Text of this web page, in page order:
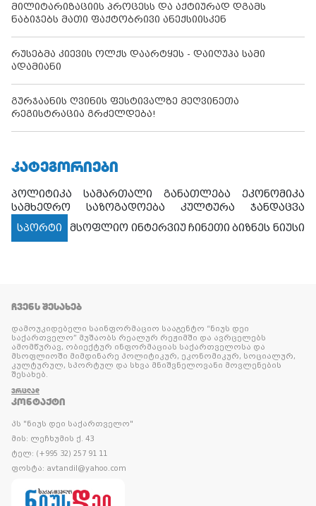
მილიტარიზაციის პროცესს და აქტიურად დგამს
ნაბიჯებს მათი ფაქტობრივი ანექსიისკენ
რუსებმა კიევის ოლქს დაარტყეს - დაიღუპა სამი
ადამიანი
გურჯაანის ღვინის ფესტივალზე მეღვინეთა
რეგისტრაცია გრძელდება!
ᲙᲐᲢᲔᲒᲝᲠᲘᲔᲑᲘ
პოლიტიკა სამართალი განათლება
ეკონომიკა
სამხედრო
საზოგადოება კულტურა
ჯანდაცვა
სპორტი
მსოფლიო ინტერვიუ ჩინეთი ბიზნეს ნიუსი
ᲩᲕᲔᲜᲡ ᲨᲔᲡᲐᲮᲔᲑ
დამოუკიდებელი საინფორმაციო სააგენტო “ნიუს დეი
საქართველო” მუშაობს რეალურ რეჟიმში და ავრცელებს
ამომწურავ, ობიექტურ ინფორმაციას საქართველოსა და
მსოფლიოში მიმდინარე პოლიტიკურ, ეკონომიკურ, სოციალურ,
კულტურულ, სპორტულ და სხვა მნიშვნელოვანი მოვლენების
შესახებ.
ᲕᲠᲪᲚᲐᲓ
ᲙᲝᲜᲢᲐᲥᲢᲘ
პს "ნიუს დეი საქართველო"
მის: ლეჩხუმის ქ. 43
ტელ: (+995 32) 257 91 11
ფოსტა: avtandil@yahoo.com